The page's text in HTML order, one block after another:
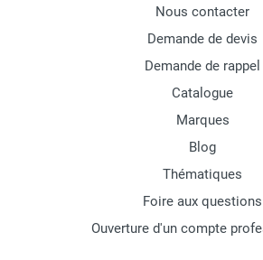
Nous contacter
Demande de devis
Demande de rappel
Catalogue
Marques
Blog
Thématiques
Foire aux questions
Ouverture d'un compte